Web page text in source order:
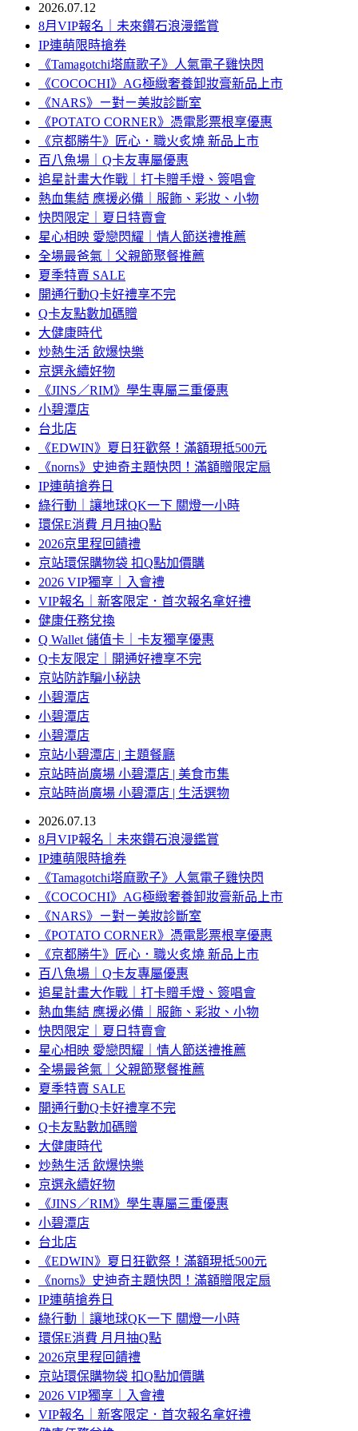
2026.07.12
8月VIP報名｜未來鑽石浪漫鑑賞
IP連萌限時搶券
《Tamagotchi塔麻歌子》人氣電子雞快閃
《COCOCHI》AG極緻奢養卸妝膏新品上市
《NARS》ㄧ對ㄧ美妝診斷室
《POTATO CORNER》憑電影票根享優惠
《京都勝牛》匠心．職火炙燒 新品上市
百八魚場｜Q卡友專屬優惠
追星計畫大作戰｜打卡贈手燈、簽唱會
熱血集結 應援必備｜服飾、彩妝、小物
快閃限定｜夏日特賣會
星心相映 愛戀閃耀｜情人節送禮推薦
全場最爸氣｜父親節聚餐推薦
夏季特賣 SALE
開通行動Q卡好禮享不完
Q卡友點數加碼贈
大健康時代
炒熱生活 飲爆快樂
京選永續好物
《JINS／RIM》學生專屬三重優惠
小碧潭店
台北店
《EDWIN》夏日狂歡祭！滿額現抵500元
《norns》史迪奇主題快閃！滿額贈限定扇
IP連萌搶券日
綠行動｜讓地球QK一下 關燈一小時
環保E消費 月月抽Q點
2026京里程回饋禮
京站環保購物袋 扣Q點加價購
2026 VIP獨享｜入會禮
VIP報名｜新客限定．首次報名拿好禮
健康任務兌換
Q Wallet 儲值卡｜卡友獨享優惠
Q卡友限定｜開通好禮享不完
京站防詐騙小秘訣
小碧潭店
小碧潭店
小碧潭店
京站小碧潭店 | 主題餐廳
京站時尚廣場 小碧潭店 | 美食市集
京站時尚廣場 小碧潭店 | 生活選物
2026.07.13
8月VIP報名｜未來鑽石浪漫鑑賞
IP連萌限時搶券
《Tamagotchi塔麻歌子》人氣電子雞快閃
《COCOCHI》AG極緻奢養卸妝膏新品上市
《NARS》ㄧ對ㄧ美妝診斷室
《POTATO CORNER》憑電影票根享優惠
《京都勝牛》匠心．職火炙燒 新品上市
百八魚場｜Q卡友專屬優惠
追星計畫大作戰｜打卡贈手燈、簽唱會
熱血集結 應援必備｜服飾、彩妝、小物
快閃限定｜夏日特賣會
星心相映 愛戀閃耀｜情人節送禮推薦
全場最爸氣｜父親節聚餐推薦
夏季特賣 SALE
開通行動Q卡好禮享不完
Q卡友點數加碼贈
大健康時代
炒熱生活 飲爆快樂
京選永續好物
《JINS／RIM》學生專屬三重優惠
小碧潭店
台北店
《EDWIN》夏日狂歡祭！滿額現抵500元
《norns》史迪奇主題快閃！滿額贈限定扇
IP連萌搶券日
綠行動｜讓地球QK一下 關燈一小時
環保E消費 月月抽Q點
2026京里程回饋禮
京站環保購物袋 扣Q點加價購
2026 VIP獨享｜入會禮
VIP報名｜新客限定．首次報名拿好禮